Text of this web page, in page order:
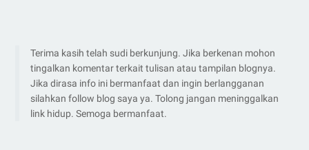
Terima kasih telah sudi berkunjung. Jika berkenan mohon
tingalkan komentar terkait tulisan atau tampilan blognya.
Jika dirasa info ini bermanfaat dan ingin berlangganan
silahkan follow blog saya ya. Tolong jangan meninggalkan
link hidup. Semoga bermanfaat.